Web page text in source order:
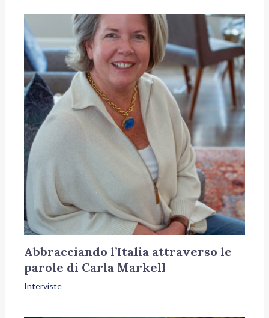
Abbracciando l’Italia attraverso le
parole di Carla Markell
Interviste